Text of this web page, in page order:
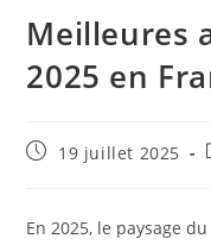
Meilleures
2025 en
Publication
19 juillet 2025
En 2025, le paysage